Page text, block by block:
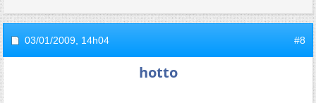
03/01/2009, 14h04 #8
hotto